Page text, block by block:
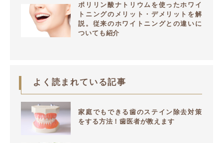
ポリリン酸ナトリウムを使ったホワイ
トニングのメリット・デメリットを解
説。従来のホワイトニングとの違いに
ついても紹介
よく読まれている記事
家庭でもできる歯のステイン除去対策
をする方法！歯医者が教えます